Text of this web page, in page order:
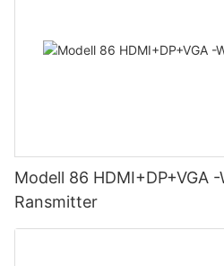
Modell 86 HDMI+DP+VGA
Ransmitter